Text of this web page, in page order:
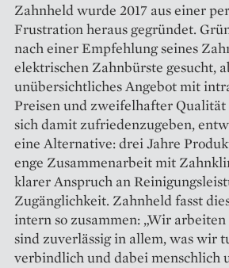
Zahnheld wurde 2017 aus einer
Frustration heraus gegründet.
nach einer Empfehlung seines
elektrischen Zahnbürste gesucht,
unübersichtliches Angebot mit
Preisen und zweifelhafter Qualität
sich damit zufriedenzugeben,
eine Alternative: drei Jahre
enge Zusammenarbeit mit
klarer Anspruch an
Zugänglichkeit. Zahnheld fasst
intern so zusammen: „Wir
sind zuverlässig in allem, was wir
verbindlich und dabei menschlich